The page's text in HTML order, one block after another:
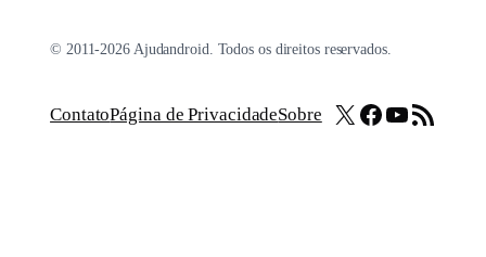
© 2011-2026 Ajudandroid. Todos os direitos reservados.
ContatoPágina de PrivacidadeSobre X Facebook
Youtube
Feed RSS